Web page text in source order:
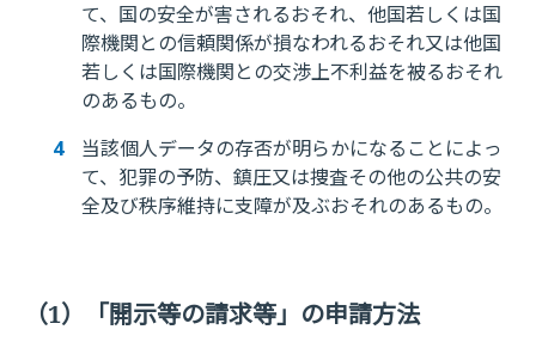
て、国の安全が害されるおそれ、他国若しくは国
際機関との信頼関係が損なわれるおそれ又は他国
若しくは国際機関との交渉上不利益を被るおそれ
のあるもの。
当該個人データの存否が明らかになることによっ
て、犯罪の予防、鎮圧又は捜査その他の公共の安
全及び秩序維持に支障が及ぶおそれのあるもの。
（1）「開示等の請求等」の申請方法